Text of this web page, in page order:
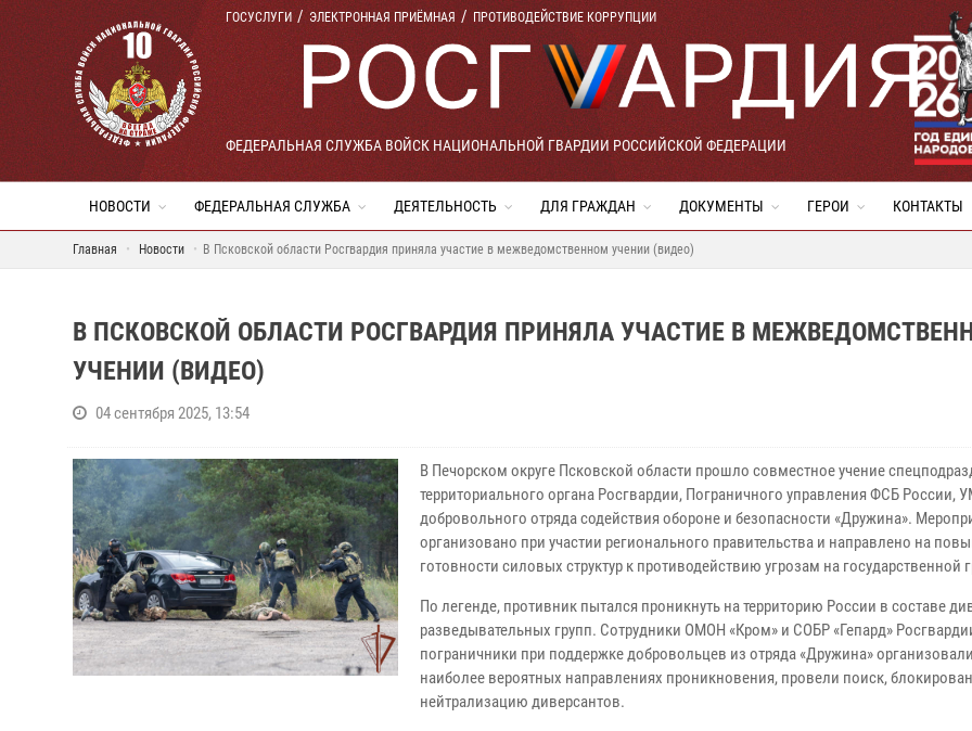
ГОСУСЛУГИ ЭЛЕКТРОННАЯ ПРИЁМНАЯ ПРОТИВОДЕЙСТВИЕ КОРРУПЦИИ
ФЕДЕРАЛЬНАЯ СЛУЖБА ВОЙСК НАЦИОНАЛЬНОЙ ГВАРДИИ РОССИЙСКОЙ ФЕДЕРАЦИИ
НОВОСТИ ФЕДЕРАЛЬНАЯ СЛУЖБА ДЕЯТЕЛЬНОСТЬ ДЛЯ ГРАЖДАН ДОКУМЕНТЫ ГЕРОИ КОНТАКТЫ
Главная Новости В Псковской области Росгвардия приняла участие в межведомственном учении (видео)
В ПСКОВСКОЙ ОБЛАСТИ РОСГВАРДИЯ ПРИНЯЛА УЧАСТИЕ В
УЧЕНИИ (ВИДЕО)
04 сентября 2025, 13:54
В Печорском округе Псковской области прошло совместное учение
территориального органа Росгвардии, Пограничного управления ФСБ России,
добровольного отряда содействия обороне и безопасности «Дружина».
организовано при участии регионального правительства и направлено на
готовности силовых структур к противодействию угрозам на государственной
По легенде, противник пытался проникнуть на территорию России в составе
разведывательных групп. Сотрудники ОМОН «Кром» и СОБР «Гепард»
пограничники при поддержке добровольцев из отряда «Дружина»
наиболее вероятных направлениях проникновения, провели поиск,
нейтрализацию диверсантов.